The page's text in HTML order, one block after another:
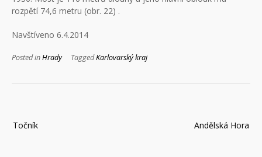
rozpětí 74,6 metru (obr. 22) .
Navštíveno 6.4.2014
Posted inHrady TaggedKarlovarský kraj
pro
Andělská Hora
Točník